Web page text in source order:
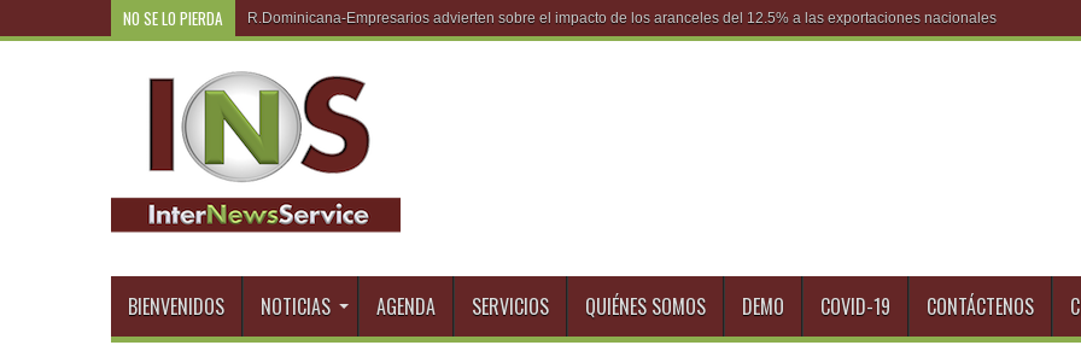
NO SE LO PIERDA R.Dominicana
BIENVENIDOS NOTICIAS AGENDA SERVICIOS QUIÉNES SOMOS DEMO COVID-19 CONTÁCTENOS